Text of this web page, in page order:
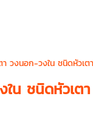
วงนอก-วงใน ชนิดหัวเ
น ชนิดหัวเต